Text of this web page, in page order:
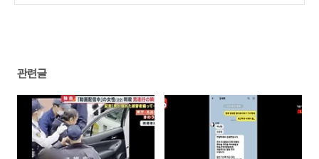
관련글